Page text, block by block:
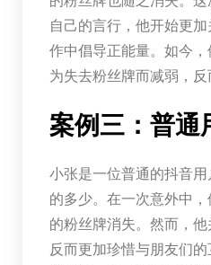
自己的言行，他开始更
作中倡导正能量。如今
为失去粉丝牌而减弱，反
案例三：普通
小张是一位普通的抖音
的多少。在一次意外中
的粉丝牌消失。然而，他
反而更加珍惜与朋友们